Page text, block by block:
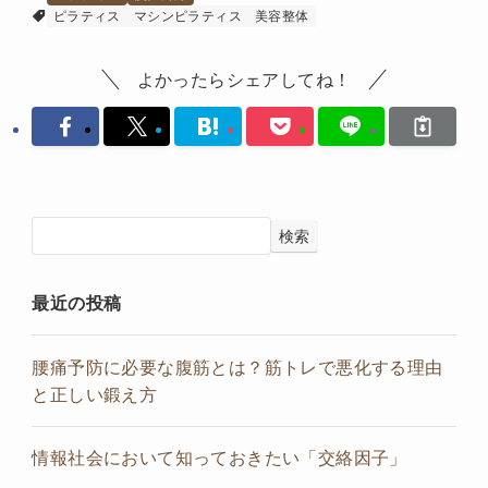
ピラティス
マシンピラティス 美容整体
よかったらシェアしてね！
検索
最近の投稿
腰痛予防に必要な腹筋とは？筋トレで悪化する理由
と正しい鍛え方
情報社会において知っておきたい「交絡因子」